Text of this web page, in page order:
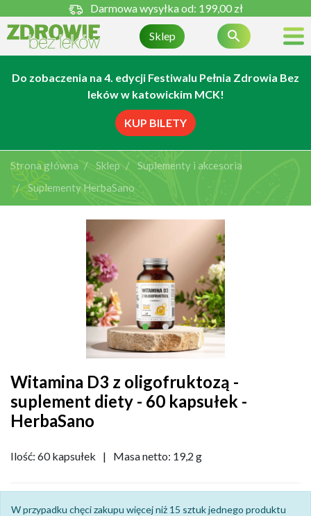
Darmowa wysyłka od: 199,00 zł
Sklep 
Do zobaczenia na 4. edycji Festiwalu Pełnia Zdrowia Bez
leków w katowickim MCK!
KUP BILETY
Strona główna Sklep
Suplementy i akcesoria
Suplementy HerbaSano
Witamina D3 z oligofruktozą -
suplement diety - 60 kapsułek -
HerbaSano
Ilość: 60 kapsułek | Masa netto: 19,2 g
W przypadku chęci zakupu więcej niż 15 sztuk jednego produktu